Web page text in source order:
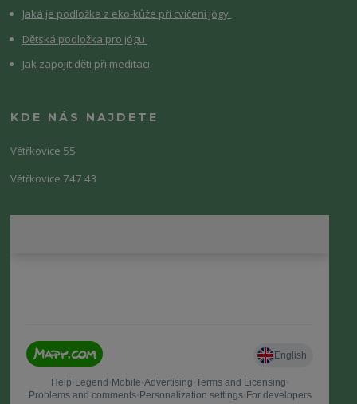
Jaká je podložka z eko-kůže při cvičení jógy
Dětská podložka pro jógu
Jak zapojit děti při meditaci
KDE NÁS NAJDETE
Větřkovice 55
Větřkovice 747 43